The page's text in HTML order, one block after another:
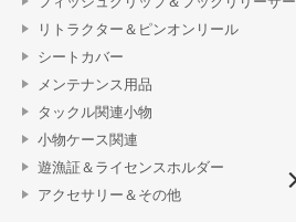
リトラクター＆ピンオンリール
シートカバー
メンテナンス用品
タックル関連小物
小物ケース関連
遊漁証＆ライセンスホルダー
アクセサリー＆その他